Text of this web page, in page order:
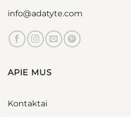
info@adatyte.com
APIE MUS
Kontaktai